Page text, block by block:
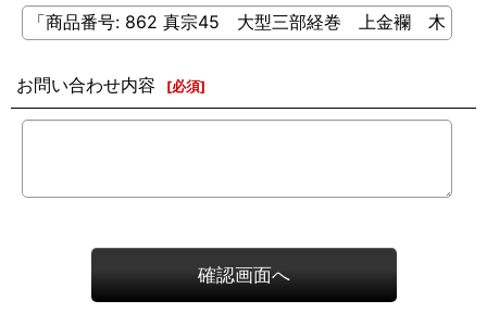
お問い合わせ内容 [必須]
確認画面へ